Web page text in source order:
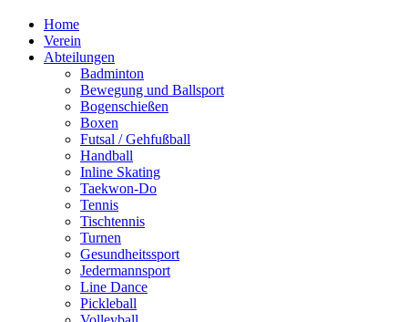
Home
Verein
Abteilungen
Badminton
Bewegung und Ballsport
Bogenschießen
Boxen
Futsal / Gehfußball
Handball
Inline Skating
Taekwon-Do
Tennis
Tischtennis
Turnen
Gesundheitssport
Jedermannsport
Line Dance
Pickleball